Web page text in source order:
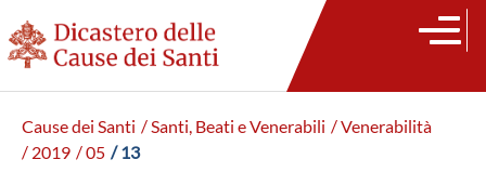
Cause dei Santi / Santi, Beati e Venerabili / Venerabilità
/ 2019 / 05 / 13